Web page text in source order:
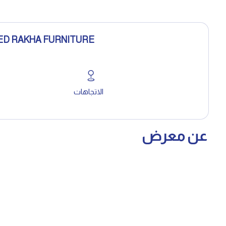
RAKHA FURNITURE
الاتجاهات
عن معرض